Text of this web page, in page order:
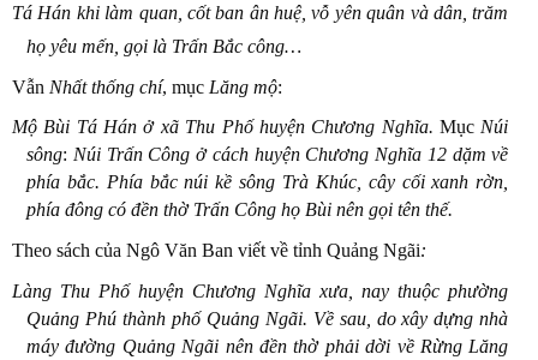
Tá Hán khi làm quan, cốt ban ân huệ, vỗ yên quân và dân, trăm
họ yêu mến, gọi là Trấn Bắc công…
Vẫn Nhất thống chí, mục Lăng mộ:
Mộ Bùi Tá Hán ở xã Thu Phố huyện Chương Nghĩa. Mục Núi
sông: Núi Trấn Công ở cách huyện Chương Nghĩa 12 dặm về
phía bắc. Phía bắc núi kề sông Trà Khúc, cây cối xanh rờn,
phía đông có đền thờ Trấn Công họ Bùi nên gọi tên thế.
Theo sách của Ngô Văn Ban viết về tỉnh Quảng Ngãi:
Làng Thu Phố huyện Chương Nghĩa xưa, nay thuộc phường
Quảng Phú thành phố Quảng Ngãi. Về sau, do xây dựng nhà
máy đường Quảng Ngãi nên đền thờ phải dời về Rừng Lăng